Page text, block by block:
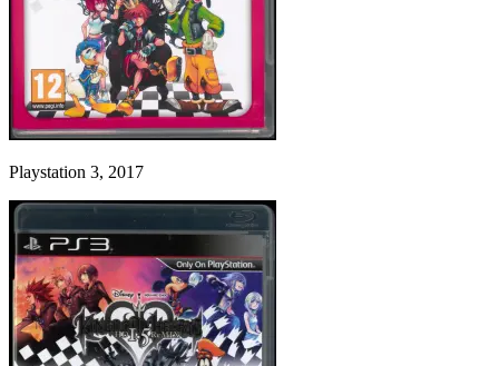
Playstation 3, 2017